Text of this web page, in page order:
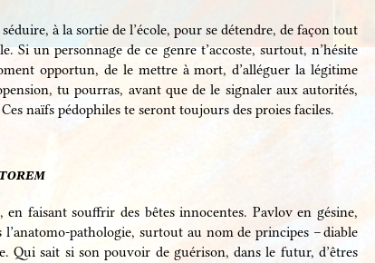
à la sortie de l’école, pour se détendre, de façon tout
Si un personnage de ce genre t’accoste, surtout, n’hésite
opportun, de le mettre à mort, d’alléguer la légitime
tu pourras, avant que de le signaler aux autorités,
naïfs pédophiles te seront toujours des proies faciles.
faisant souffrir des bêtes innocentes. Pavlov en gésine,
pathologie, surtout au nom de principes – diable
Qui sait si son pouvoir de guérison, dans le futur, d’êtres